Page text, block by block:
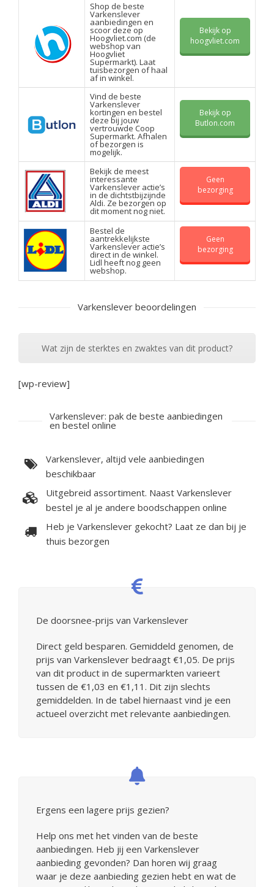
Shop de beste
Varkenslever
aanbiedingen en
scoor deze op
Hoogvliet.com (de
webshop van
Hoogvliet
Supermarkt). Laat
tuisbezorgen of haal
af in winkel.
Bekijk op
hoogvliet.com
Vind de beste
Varkenslever
kortingen en bestel
deze bij jouw
vertrouwde Coop
Supermarkt. Afhalen
of bezorgen is
mogelijk.
Bekijk op
Butlon.com
Bekijk de meest
interessante
Varkenslever actie’s
in de dichtstbijzijnde
Aldi. Ze bezorgen op
dit moment nog niet.
Geen
bezorging
Bestel de
aantrekkelijkste
Varkenslever actie’s
direct in de winkel.
Lidl heeft nog geen
webshop.
Geen
bezorging
Varkenslever beoordelingen
Wat zijn de sterktes en zwaktes van dit product?
[wp-review]
Varkenslever: pak de beste aanbiedingen
en bestel online
Varkenslever, altijd vele aanbiedingen
beschikbaar
Uitgebreid assortiment. Naast Varkenslever
bestel je al je andere boodschappen online
Heb je Varkenslever gekocht? Laat ze dan bij je
thuis bezorgen
De doorsnee-prijs van Varkenslever
Direct geld besparen. Gemiddeld genomen, de
prijs van Varkenslever bedraagt €1,05. De prijs
van dit product in de supermarkten varieert
tussen de €1,03 en €1,11. Dit zijn slechts
gemiddelden. In de tabel hiernaast vind je een
actueel overzicht met relevante aanbiedingen.
Ergens een lagere prijs gezien?
Help ons met het vinden van de beste
aanbiedingen. Heb jij een Varkenslever
aanbieding gevonden? Dan horen wij graag
waar je deze aanbieding gezien hebt en wat de